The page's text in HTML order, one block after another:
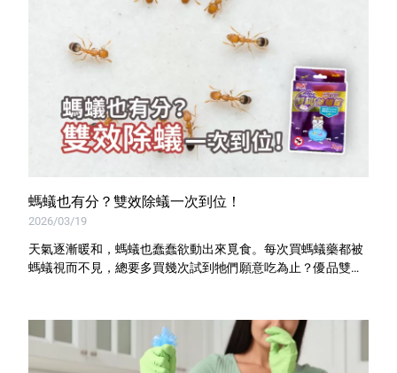
螞蟻也有分？雙效除蟻一次到位！
2026/03/19
天氣逐漸暖和，螞蟻也蠢蠢欲動出來覓食。每次買螞蟻藥都被
螞蟻視而不見，總要多買幾次試到牠們願意吃為止？優品雙餌